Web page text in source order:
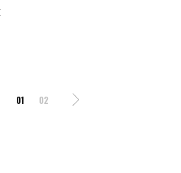
01 02